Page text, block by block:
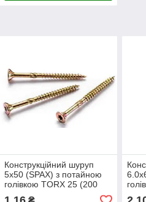
Конструкційний шуруп
5x50 (SPAX) з потайною
голівкою TORX 25 (200